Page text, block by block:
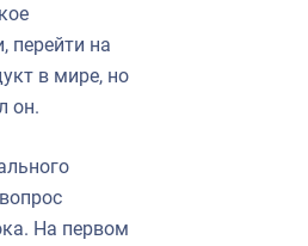
перейти на
в мире, но
он.
На первом